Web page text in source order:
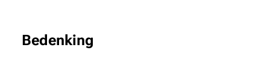
Bedenking